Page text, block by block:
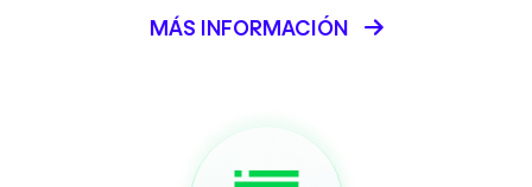
MÁS INFORMACIÓN